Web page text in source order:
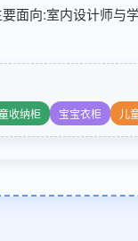
面向:室内设计师
收纳柜 宝宝衣柜 儿